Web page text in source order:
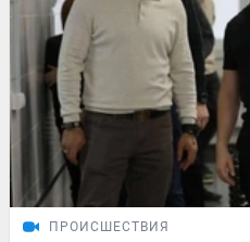
ПРОИСШЕСТВИЯ